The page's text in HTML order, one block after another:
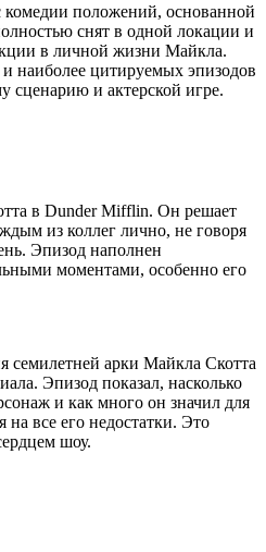
комедии положений, основанной
снят в одной локации и
в личной жизни Майкла.
наиболее цитируемых эпизодов
сценарию и актерской игре.
в Dunder Mifflin. Он решает
из коллег лично, не говоря
Эпизод наполнен
моментами, особенно его
семилетней арки Майкла Скотта
Эпизод показал, насколько
и как много он значил для
на все его недостатки. Это
шоу.